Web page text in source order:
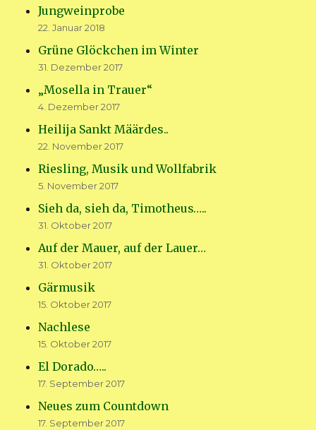
Jungweinprobe
22. Januar 2018
Grüne Glöckchen im Winter
31. Dezember 2017
„Mosella in Trauer“
4. Dezember 2017
Heilija Sankt Määrdes..
22. November 2017
Riesling, Musik und Wollfabrik
5. November 2017
Sieh da, sieh da, Timotheus…..
31. Oktober 2017
Auf der Mauer, auf der Lauer…
31. Oktober 2017
Gärmusik
15. Oktober 2017
Nachlese
15. Oktober 2017
El Dorado…..
17. September 2017
Neues zum Countdown
17. September 2017